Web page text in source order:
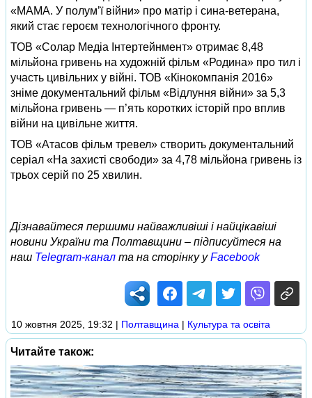
«МАМА. У полум’ї війни» про матір і сина-ветерана,
який стає героєм технологічного фронту.
ТОВ «Солар Медіа Інтертейнмент» отримає 8,48
мільйона гривень на художній фільм «Родина» про тил і
участь цивільних у війні. ТОВ «Кінокомпанія 2016»
зніме документальний фільм «Відлуння війни» за 5,3
мільйона гривень — п’ять коротких історій про вплив
війни на цивільне життя.
ТОВ «Атасов фільм тревел» створить документальний
серіал «На захисті свободи» за 4,78 мільйона гривень із
трьох серій по 25 хвилин.
Дізнавайтеся першими найважливіші і найцікавіші
новини України та Полтавщини – підписуйтеся на
наш Telegram-канал та на сторінку уFacebook
10 жовтня 2025, 19:32 | Полтавщина | Культура та освіта
Читайте також: